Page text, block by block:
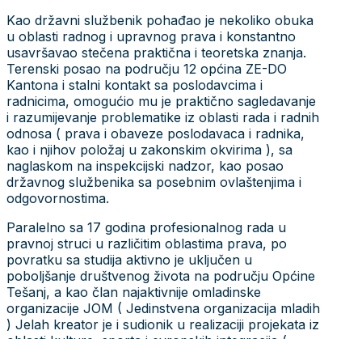
Kao državni službenik pohađao je nekoliko obuka
u oblasti radnog i upravnog prava i konstantno
usavršavao stečena praktična i teoretska znanja.
Terenski posao na području 12 općina ZE-DO
Kantona i stalni kontakt sa poslodavcima i
radnicima, omogućio mu je praktično sagledavanje
i razumijevanje problematike iz oblasti rada i radnih
odnosa ( prava i obaveze poslodavaca i radnika,
kao i njihov položaj u zakonskim okvirima ), sa
naglaskom na inspekcijski nadzor, kao posao
državnog službenika sa posebnim ovlaštenjima i
odgovornostima.
Paralelno sa 17 godina profesionalnog rada u
pravnoj struci u različitim oblastima prava, po
povratku sa studija aktivno je uključen u
poboljšanje društvenog života na području Općine
Tešanj, a kao član najaktivnije omladinske
organizacije JOM ( Jedinstvena organizacija mladih
) Jelah kreator je i sudionik u realizaciji projekata iz